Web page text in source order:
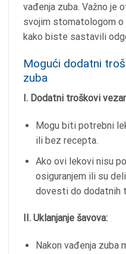
vađenja zuba. Važno je
svojim stomatologom o
kako biste sastavili
Mogući dodatni
zuba
I. Dodatni troškovi
Mogu biti potrebni
ili bez recepta.
Ako ovi lekovi nisu
osiguranjem ili su
dovesti do dodatnih
II. Uklanjanje šavova:
Nakon vađenja zuba